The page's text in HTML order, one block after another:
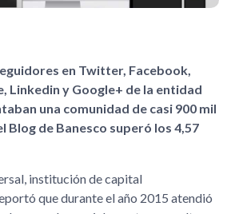
en Twitter, Facebook,
Linkedin y Google+ de la entidad
una comunidad de casi 900 mil
Blog de Banesco superó los 4,57
institución de capital
que durante el año 2015 atendió